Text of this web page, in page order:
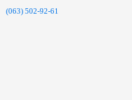
(063) 502-92-61